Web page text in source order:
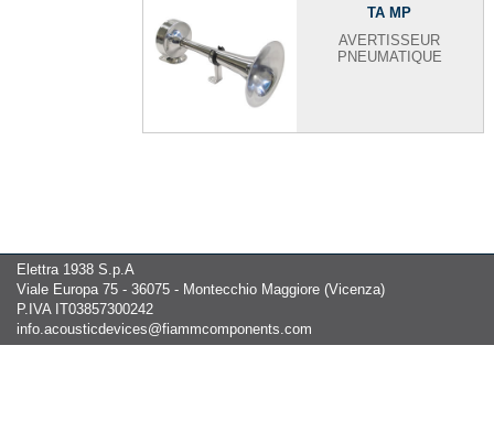
TA MP
AVERTISSEUR
PNEUMATIQUE
Elettra 1938 S.p.A
Viale Europa 75 - 36075 - Montecchio Maggiore (Vicenza)
P.IVA IT03857300242
info.acousticdevices@fiammcomponents.com